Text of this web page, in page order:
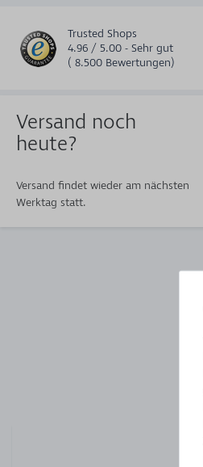
Trusted Shops
4.96 / 5.00 - Sehr gut
( 8.500 Bewertungen)
Versand noch
heute?
Versand findet wieder am nächsten
Werktag statt.